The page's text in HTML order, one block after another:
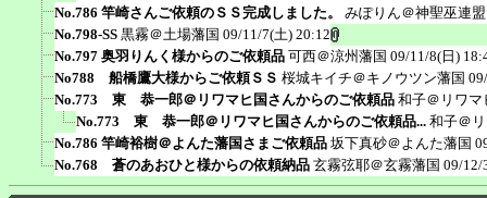
No.786 竿崎さんご依頼のＳＳ完成しました。
みぽりん＠神聖巫連盟
No.798-SS 黒霧＠土場藩国 09/11/7(土) 20:12
No.797 奥羽りんく様からのご依頼品 可西＠涼州藩国 09/11/8(日)
No788 船橋鷹大様からご依頼ＳＳ 桜城キイチ＠キノウツン藩国
No.773 東 恭一郎＠リワマヒ国さんからのご依頼品 和子＠リワマ
No.773 東 恭一郎＠リワマヒ国さんからのご依頼品... 和子＠
No.786 竿崎裕樹＠よんた藩国さまご依頼品 坂下真砂＠よんた藩国
No.768 蒼のあおひと様からの依頼納品 玄霧弦耶＠玄霧藩国 09/12/